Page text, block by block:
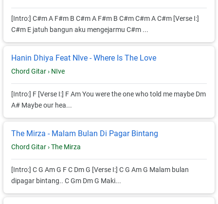
[Intro:] C#m A F#m B C#m A F#m B C#m C#m A C#m [Verse I:]
C#m E jatuh bangun aku mengejarmu C#m ...
Hanin Dhiya Feat NIve - Where Is The Love
Chord Gitar › NIve
[Intro:] F [Verse I:] F Am You were the one who told me maybe Dm
A# Maybe our hea...
The Mirza - Malam Bulan Di Pagar Bintang
Chord Gitar ›The Mirza
[Intro:] C G Am G F C Dm G [Verse I:] C G Am G Malam bulan
dipagar bintang.. C Gm Dm G Maki...